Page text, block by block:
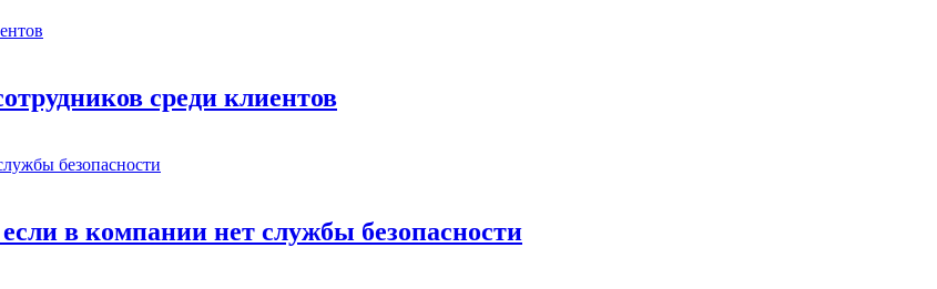
среди клиентов
в компании нет службы безопасности